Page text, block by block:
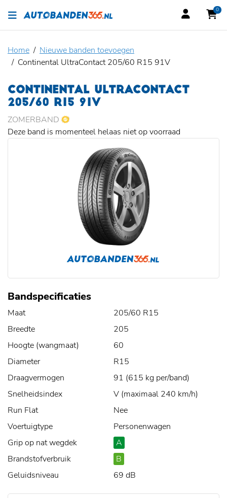
0
Home
Nieuwe banden toevoegen
Continental UltraContact 205/60 R15 91V
CONTINENTAL ULTRACONTACT
205/60 R15 91V
ZOMERBAND
Deze band is momenteel helaas niet op voorraad
Bandspecificaties
Maat
205/60 R15
Breedte
205
Hoogte (wangmaat)
60
Diameter
R15
Draagvermogen
91 (615 kg per/band)
Snelheidsindex
V (maximaal 240 km/h)
Run Flat
Nee
Voertuigtype
Personenwagen
Grip op nat wegdek
A
Brandstofverbruik
B
Geluidsniveau
69 dB